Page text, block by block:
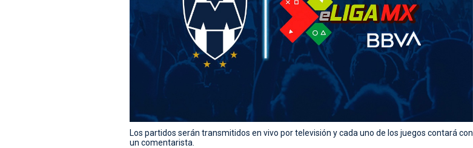
Los partidos serán transmitidos en vivo por televisión y cada uno de los juegos contará con
un comentarista.